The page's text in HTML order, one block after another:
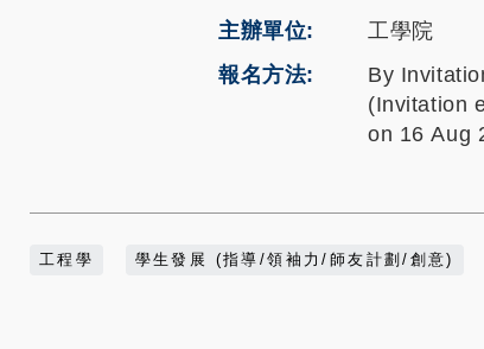
主辦單位
工學院
報名方法
By
(Invitation
on 16 Aug
工程學 學生發展 (指導/領袖力/師友計劃/創意)